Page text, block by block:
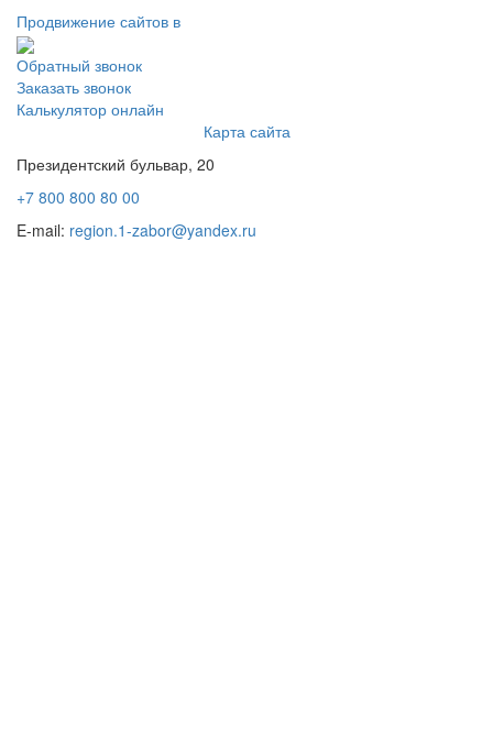
Продвижение сайтов в
Обратный звонок
Заказать звонок
Калькулятор онлайн
Карта сайта
Президентский бульвар, 20
+7 800 800 80 00
E-mail: region.1-zabor@yandex.ru